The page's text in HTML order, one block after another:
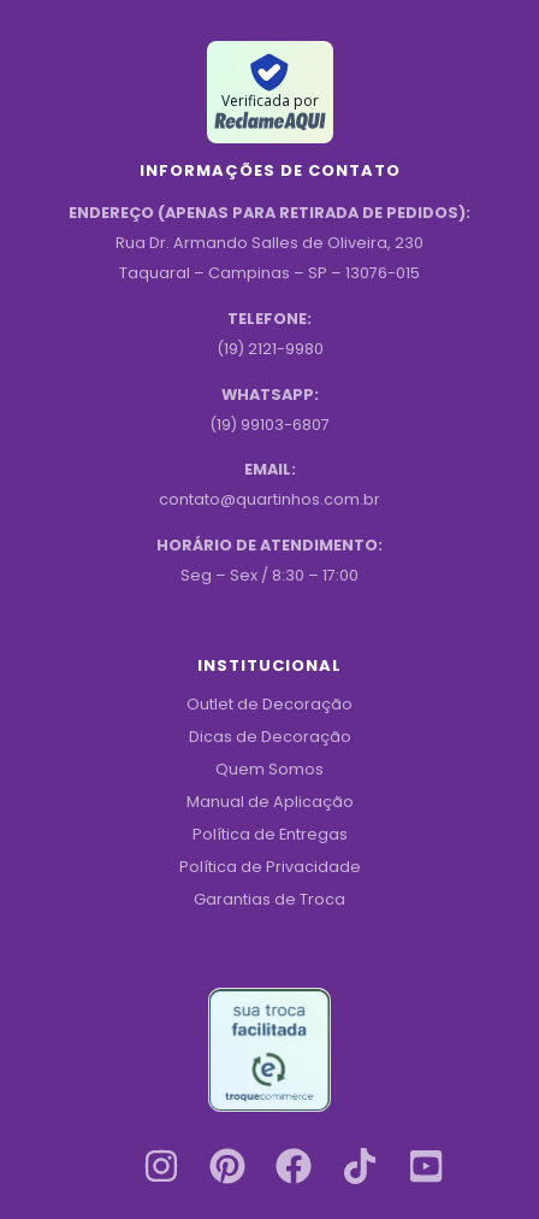
Verificada por
INFORMAÇÕES DE CONTATO
ENDEREÇO (APENAS PARA RETIRADA DE PEDIDOS):
Rua Dr. Armando Salles de Oliveira, 230
Taquaral – Campinas – SP – 13076-015
TELEFONE:
(19) 2121-9980
WHATSAPP:
(19) 99103-6807
EMAIL:
contato@quartinhos.com.br
HORÁRIO DE ATENDIMENTO:
Seg – Sex / 8:30 – 17:00
INSTITUCIONAL
Outlet de Decoração
Dicas de Decoração
Quem Somos
Manual de Aplicação
Política de Entregas
Política de Privacidade
Garantias de Troca